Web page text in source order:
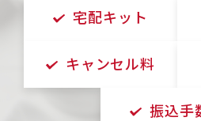
宅配キット
キャンセル料
振込手